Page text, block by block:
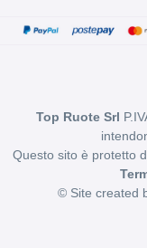
Top Ruote Srl
Questo sito è protetto
© Site created